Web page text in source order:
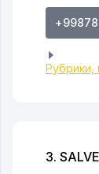
Рубрики,
3.